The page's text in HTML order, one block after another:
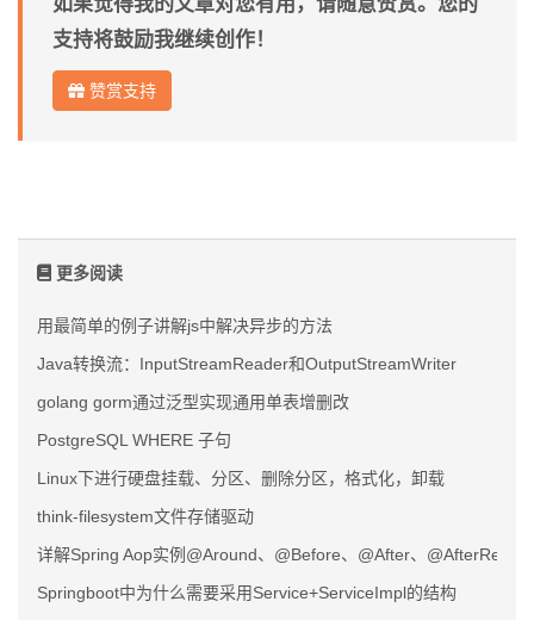
支持将鼓励我继续创作！
赞赏支持
更多阅读
用最简单的例子讲解js中解决异步的方法
Java转换流：InputStreamReader和OutputStreamWriter
golang gorm通过泛型实现通用单表增删改
PostgreSQL WHERE 子句
Linux下进行硬盘挂载、分区、删除分区，格式化，卸载
think-filesystem文件存储驱动
详解Spring Aop实例@Around、@Before、@After、
Springboot中为什么需要采用Service+ServiceImpl的结构